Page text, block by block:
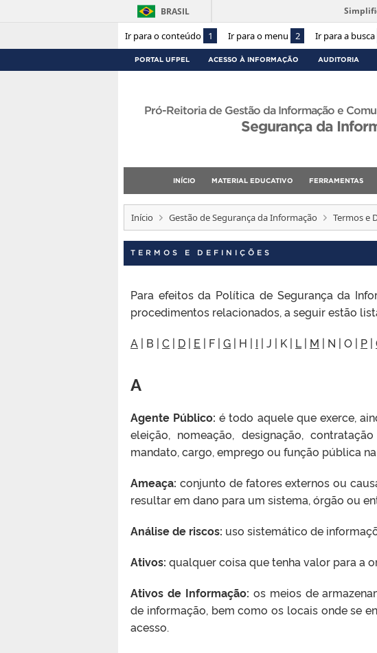
Ir para o conteúdo 1 Ir para o menu 2 Ir para a busca
BRASIL
PORTAL UFPEL ACESSO À INFORMAÇÃO AUDITORIA
Pró-Reitoria de Gestão da Informação e
Segurança da
INÍCIO MATERIAL EDUCATIVO FERRAMENTAS
Início Gestão de Segurança da Informação Termos e
TERMOS E DEFINIÇÕES
Para efeitos da Política de Segurança da
procedimentos relacionados, a seguir estão
A | B | C | D | E | F | G | H | I | J | K | L | M | N | O | P |
A
Agente Público: é todo aquele que exerce,
eleição, nomeação, designação,
mandato, cargo, emprego ou função pública na
Ameaça: conjunto de fatores externos ou
resultar em dano para um sistema, órgão ou
Análise de riscos: uso sistemático de
Ativos: qualquer coisa que tenha valor para a
Ativos de Informação: os meios de
de informação, bem como os locais onde se
acesso.